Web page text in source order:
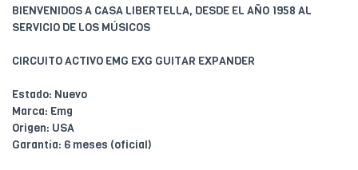
BIENVENIDOS A CASA LIBERTELLA, DESDE EL AÑO 1958 AL
SERVICIO DE LOS MÚSICOS
CIRCUITO ACTIVO EMG EXG GUITAR EXPANDER
Estado: Nuevo
Marca: Emg
Origen: USA
Garantía: 6 meses (oficial)